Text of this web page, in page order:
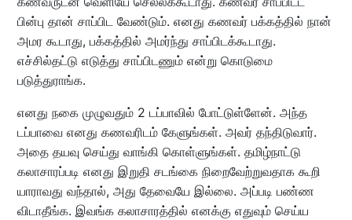
பின்பு தான் சாப்பிட வேண்டும். எனது கணவர் பக்கத்தில் நான்
அமர கூடாது, பக்கத்தில் அமர்ந்து சாப்பிடக்கூடாது.
எச்சில்தட்டு எடுத்து சாப்பிடணும் என்று கொடுமை
படுத்துராங்க.
எனது நகை முழுவதும் 2 டப்பாவில் போட்டுள்ளேன். அந்த
டப்பாவை எனது கணவரிடம் கேளுங்கள். அவர் தந்திடுவார்.
அதை தயவு செய்து வாங்கி கொள்ளுங்கள். தமிழ்நாட்டு
கலாசாரப்படி எனது இறுதி சடங்கை நிறைவேற்றுவதாக கூறி
யாராவது வந்தால், அது தேவையே இல்லை. அப்படி பண்ண
விடாதீங்க. இவங்க கலாசாரத்தில் எனக்கு எதுவும் செய்ய